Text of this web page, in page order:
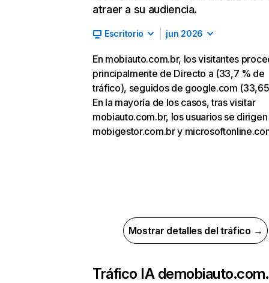
atraer a su audiencia.
Escritorio jun 2026
En mobiauto.com.br, los visitantes
principalmente de Directo a (33,7 % de
tráfico), seguidos de google.com
En la mayoría de los casos, tras visitar
mobiauto.com.br, los usuarios se dirigen
mobigestor.com.br y
Mostrar detalles del tráfico →
Tráfico IA de